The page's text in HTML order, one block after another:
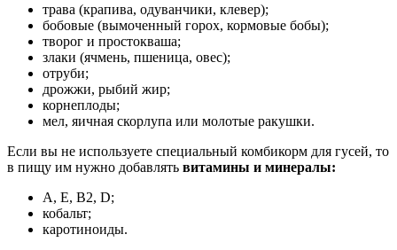
трава (крапива, одуванчики, клевер);
бобовые (вымоченный горох, кормовые бобы);
творог и простокваша;
злаки (ячмень, пшеница, овес);
отруби;
дрожжи, рыбий жир;
корнеплоды;
мел, яичная скорлупа или молотые ракушки.
Если вы не используете специальный комбикорм для гусей, то
в пищу им нужно добавлять витамины и минералы:
А, Е, В2, D;
кобальт;
каротиноиды.